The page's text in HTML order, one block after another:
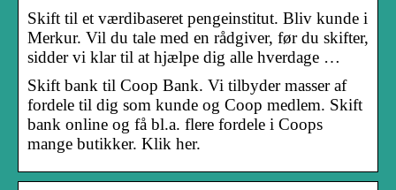
Skift til et værdibaseret pengeinstitut. Bliv kunde i
Merkur. Vil du tale med en rådgiver, før du skifter,
sidder vi klar til at hjælpe dig alle hverdage …
Skift bank til Coop Bank. Vi tilbyder masser af
fordele til dig som kunde og Coop medlem. Skift
bank online og få bl.a. flere fordele i Coops
mange butikker. Klik her.